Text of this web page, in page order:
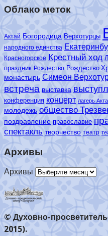
Облако меток
Актай Богородица Верхотурцы
народного единства
Красногорское Крестный ход
праздник Рождество Рождество
монастырь Симеон
встреча выставка
конференция концерт лагерь
молодежь общество
поздравление православие
спектакль творчество театр
Архивы
Архивы
© Духовно-
2015).